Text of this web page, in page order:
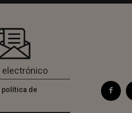
política de